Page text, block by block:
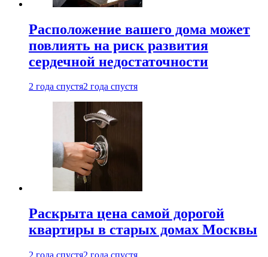
Расположение вашего дома может
повлиять на риск развития
сердечной недостаточности
2 года спустя2 года спустя
Раскрыта цена самой дорогой
квартиры в старых домах Москвы